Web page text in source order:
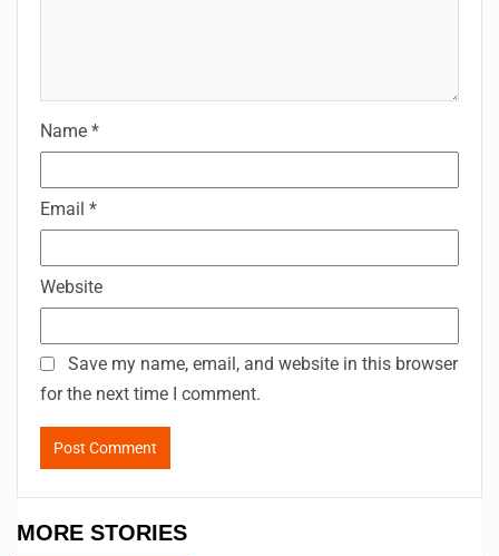
Name *
Email *
Website
Save my name, email, and website in this browser
for the next time I comment.
MORE STORIES